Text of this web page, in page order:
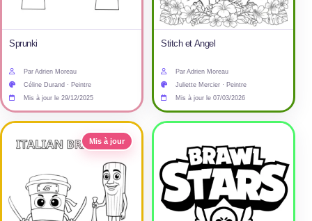
Sprunki
Par Adrien Moreau
Céline Durand · Peintre
Mis à jour le 29/12/2025
Stitch et Angel
Par Adrien Moreau
Juliette Mercier · Peintre
Mis à jour le 07/03/2026
Mis à jour